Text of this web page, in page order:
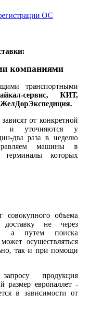
ОС
компаниями
транспортными
сервис, КИТ,
от конкретной
и уточняются у
два раза в неделю
машины в
терминалы которых
совокупного объема
доставку не через
а путем поиска
осуществляться
так и при помощи
продукция
размер европаллет -
в зависимости от